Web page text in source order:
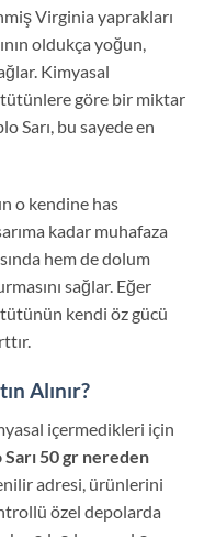
Virginia yaprakları
oldukça yoğun,
Kimyasal
göre bir miktar
Sarı, bu sayede en
o kendine has
kadar muhafaza
hem de dolum
sağlar. Eğer
tütünün kendi öz gücü
Alınır?
içermedikleri için
Sarı 50 gr nereden
adresi, ürünlerini
özel depolarda